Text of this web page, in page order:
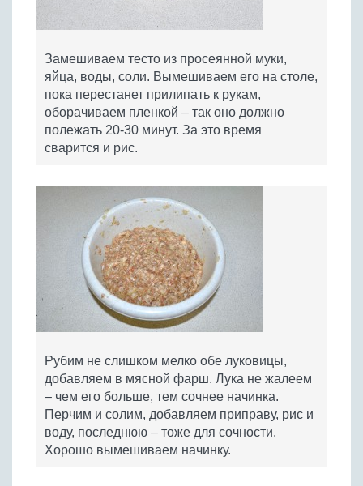
Замешиваем тесто из просеянной муки,
яйца, воды, соли. Вымешиваем его на столе,
пока перестанет прилипать к рукам,
оборачиваем пленкой – так оно должно
полежать 20-30 минут. За это время
сварится и рис.
Рубим не слишком мелко обе луковицы,
добавляем в мясной фарш. Лука не жалеем
– чем его больше, тем сочнее начинка.
Перчим и солим, добавляем приправу, рис и
воду, последнюю – тоже для сочности.
Хорошо вымешиваем начинку.